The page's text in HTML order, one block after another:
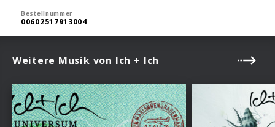
Bestellnummer
00602517913004
Weitere Musik von Ich + Ich